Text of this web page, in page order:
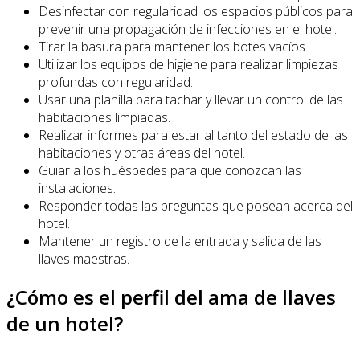
Desinfectar con regularidad los espacios públicos para
prevenir una propagación de infecciones en el hotel.
Tirar la basura para mantener los botes vacíos.
Utilizar los equipos de higiene para realizar limpiezas
profundas con regularidad.
Usar una planilla para tachar y llevar un control de las
habitaciones limpiadas.
Realizar informes para estar al tanto del estado de las
habitaciones y otras áreas del hotel.
Guiar a los huéspedes para que conozcan las
instalaciones.
Responder todas las preguntas que posean acerca del
hotel.
Mantener un registro de la entrada y salida de las
llaves maestras.
¿Cómo es el perfil del ama de llaves
de un hotel?